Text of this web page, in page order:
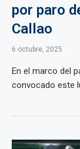
por paro
Callao
6 octubre, 2025
En el marco del
convocado este